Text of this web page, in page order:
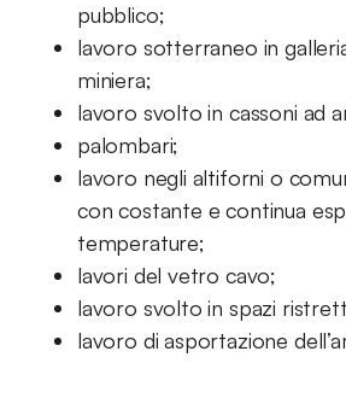
pubblico;
lavoro sotterraneo in
miniera;
lavoro svolto in cassoni ad
palombari;
lavoro negli altiforni o
con costante e continua
temperature;
lavori del vetro cavo;
lavoro svolto in spazi
lavoro di asportazione